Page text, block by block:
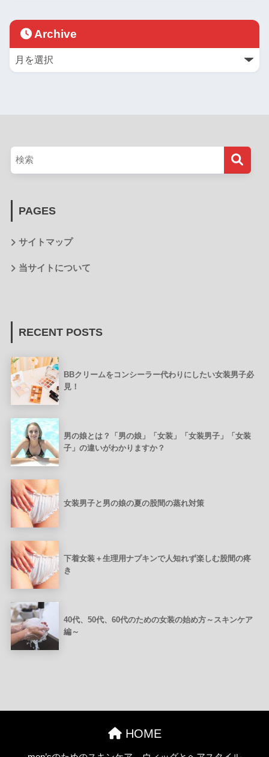
Archive
PAGES
サイトマップ
当サイトについて
RECENT POSTS
BBクリームをコンシーラー代わりにしたい女装男子必
見！
男の娘とは？「男の娘」「女装」「女装男子」「女装
子」の違いがわかりますか？
女装男子と男の娘の夏の股間の蒸れ対策
下着女装＋生理用ナプキンで人知れず楽しむ股間の疼
き
40代、50代、60代のための女装の始め方～スキンケア
編～
HOME